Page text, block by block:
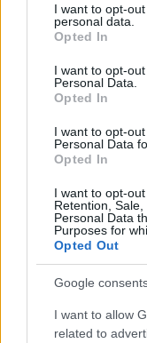
not limited to your
grant or deny
use your data for
consent section.
I want to opt-
personal data.
Opted In
I want to opt-
Personal Data.
Opted In
I want to opt-
Personal Data
Opted In
I want to opt-
Retention,
Personal Data
Purposes for
Opted Out
Google
I want to allow
related to
Anna
Anna
le
Verona
Laureata
rotonde